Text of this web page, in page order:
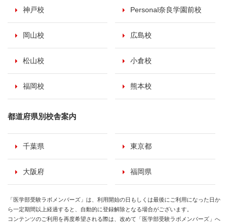
神戸校 Personal奈良学園前校
岡山校 広島校
松山校 小倉校
福岡校 熊本校
都道府県別校舎案内
千葉県 東京都
大阪府 福岡県
「医学部受験ラボメンバーズ」は、利用開始の日もしくは最後にご利用になった日か
ら一定期間以上経過すると、自動的に登録解除となる場合がございます。
コンテンツのご利用を再度希望される際は、改めて「医学部受験ラボメンバーズ」へ